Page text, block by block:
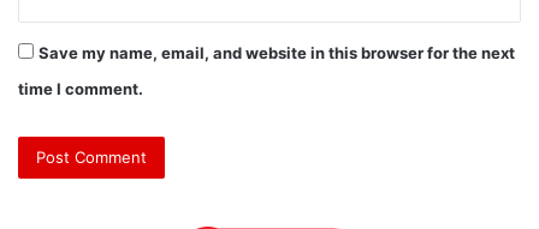
Save my name, email, and website in this browser for the next
time I comment.